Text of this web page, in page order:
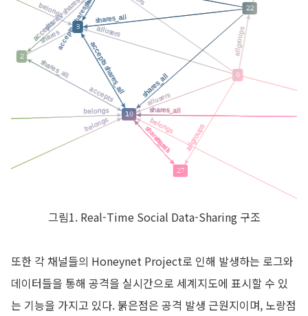
그림1. Real-Time Social Data-Sharing 구조
또한 각 채널들의 Honeynet Project로 인해 발생하는 로그와
데이터들을 통해 공격을 실시간으로 세계지도에 표시할 수 있
는 기능을 가지고 있다. 붉은점은 공격 발생 근원지이며, 노랑점